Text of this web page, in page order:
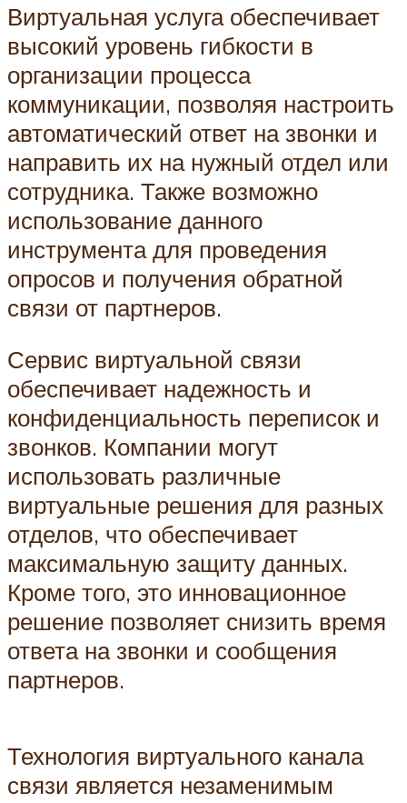
Виртуальная услуга обеспечивает
высокий уровень гибкости в
организации процесса
коммуникации, позволяя настроить
автоматический ответ на звонки и
направить их на нужный отдел или
сотрудника. Также возможно
использование данного
инструмента для проведения
опросов и получения обратной
связи от партнеров.
Сервис виртуальной связи
обеспечивает надежность и
конфиденциальность переписок и
звонков. Компании могут
использовать различные
виртуальные решения для разных
отделов, что обеспечивает
максимальную защиту данных.
Кроме того, это инновационное
решение позволяет снизить время
ответа на звонки и сообщения
партнеров.
Технология виртуального канала
связи является незаменимым